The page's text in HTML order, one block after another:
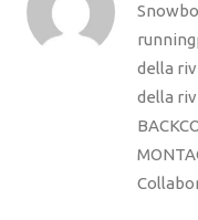
della
della